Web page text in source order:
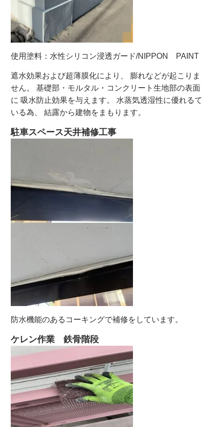
使用塗料：水性シリコン浸透ガード/NIPPON PAINT
遮水効果および超薄膜化により、 膨れなどが起こりま
せん。 基礎部・モルタル・コンクリート生地部の表面
に 吸水防止効果を与えます。 水蒸気透湿性に優れるて
いる為、 結露から建物をまもります。
駐車スペース天井補修工事
防水機能のあるコーキングで補修をしています。
ケレン作業 鉄骨階段